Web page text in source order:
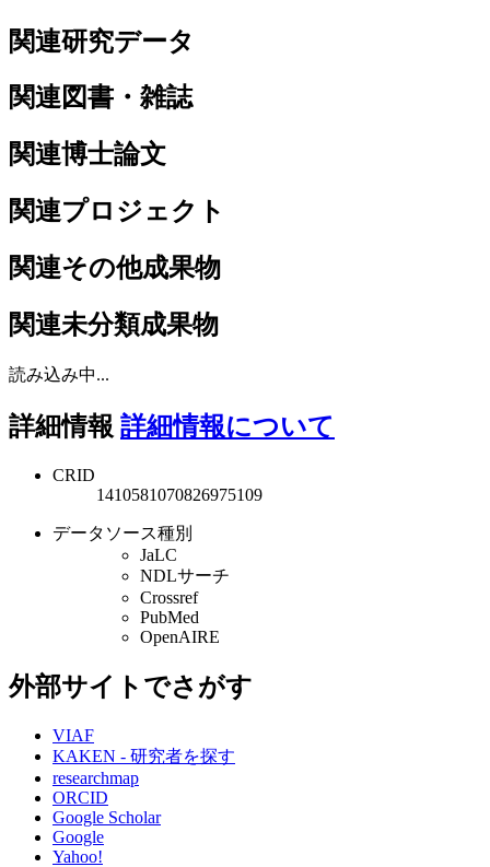
関連研究データ
関連図書・雑誌
関連博士論文
関連プロジェクト
関連その他成果物
関連未分類成果物
読み込み中...
詳細情報 詳細情報について
CRID
1410581070826975109
データソース種別
JaLC
NDLサーチ
Crossref
PubMed
OpenAIRE
外部サイトでさがす
VIAF
KAKEN - 研究者を探す
researchmap
ORCID
Google Scholar
Google
Yahoo!